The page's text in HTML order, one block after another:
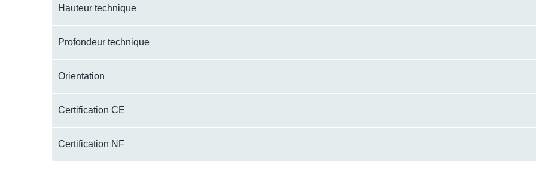
Hauteur technique
Profondeur technique
Orientation
Certification CE
Certification NF